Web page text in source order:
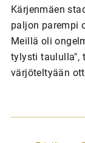
Kärjenmäen
paljon parempi
Meillä oli
tylysti taululla",
värjöteltyään
A